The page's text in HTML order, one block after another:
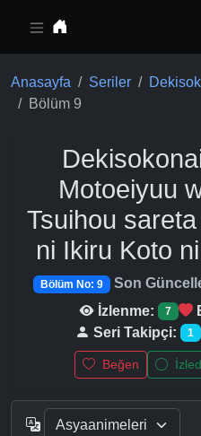
Anasayfa Seriler
Bölüm 9
Motoeiyuu
Tsuihou
ni Ikiru Koto
Bölüm No: 9 Son
İzlenme:
7
Seri Takipçi: 1
Beğen